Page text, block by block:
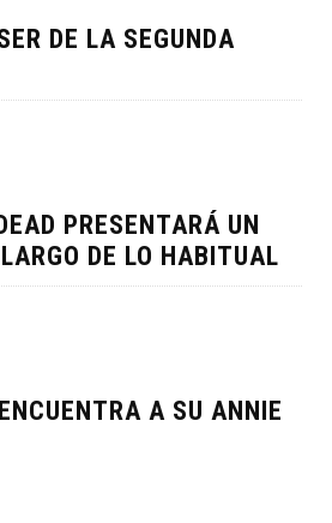
DE LA SEGUNDA
PRESENTARÁ UN
DE LO HABITUAL
A SU ANNIE